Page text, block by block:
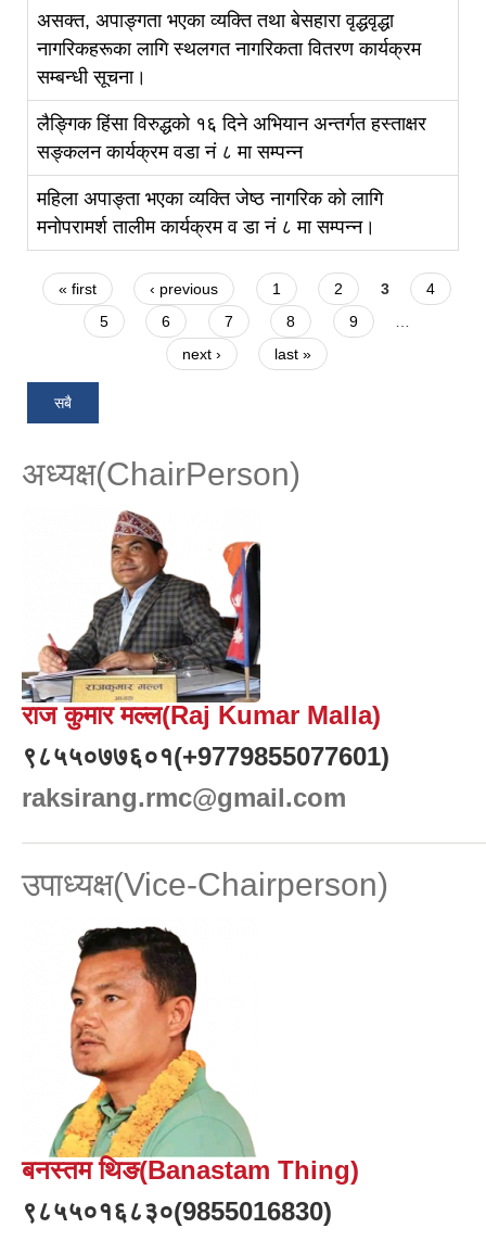
असक्त, अपाङ्गता भएका व्यक्ति तथा बेसहारा वृद्धवृद्धा
नागरिकहरूका लागि स्थलगत नागरिकता वितरण कार्यक्रम
सम्बन्धी सूचना।
लैङ्गिक हिंसा विरुद्धको १६ दिने अभियान अन्तर्गत हस्ताक्षर
सङ्कलन कार्यक्रम वडा नं ८ मा सम्पन्न
महिला अपाङ्ता भएका व्यक्ति जेष्ठ नागरिक को लागि
मनोपरामर्श तालीम कार्यक्रम व डा नं ८ मा सम्पन्न।
Pages
« first ‹ previous 1 2 3
4
5
6 7 8 9
…
next ›
last »
सबै
अध्यक्ष(ChairPerson)
राज कुमार मल्ल(Raj Kumar Malla)
९८५५०७७६०१(+9779855077601)
raksirang.rmc@gmail.com
उपाध्यक्ष(Vice-Chairperson)
बनस्तम थिङ(Banastam Thing)
९८५५०१६८३०(9855016830)